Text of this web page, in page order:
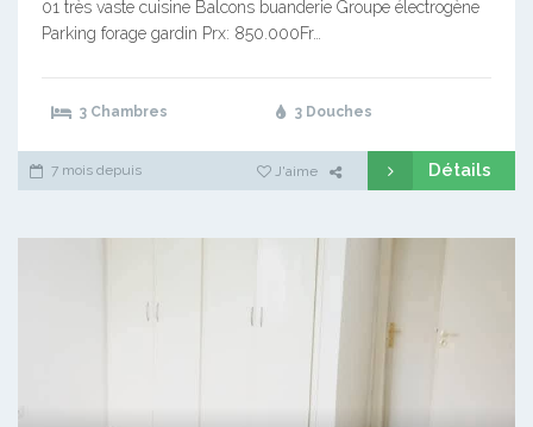
01 très vaste cuisine Balcons buanderie Groupe électrogène
Parking forage gardin Prx: 850.000Fr…
3 Chambres 3 Douches
7 mois depuis J'aime Détails